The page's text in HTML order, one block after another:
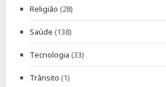
Religião (28)
Saúde (138)
Tecnologia (33)
Trânsito (1)